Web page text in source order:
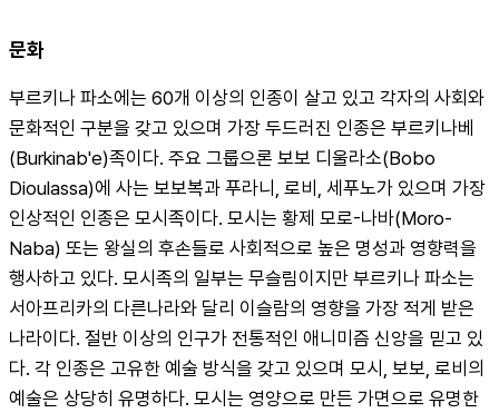
문화
부르키나 파소에는 60개 이상의 인종이 살고 있고 각자의 사회와
문화적인 구분을 갖고 있으며 가장 두드러진 인종은 부르키나베
(Burkinab'e)족이다. 주요 그룹으론 보보 디울라소(Bobo
Dioulassa)에 사는 보보복과 푸라니, 로비, 세푸노가 있으며 가장
인상적인 인종은 모시족이다. 모시는 황제 모로-나바(Moro-
Naba) 또는 왕실의 후손들로 사회적으로 높은 명성과 영향력을
행사하고 있다. 모시족의 일부는 무슬림이지만 부르키나 파소는
서아프리카의 다른나라와 달리 이슬람의 영향을 가장 적게 받은
나라이다. 절반 이상의 인구가 전통적인 애니미즘 신앙을 믿고 있
다. 각 인종은 고유한 예술 방식을 갖고 있으며 모시, 보보, 로비의
예술은 상당히 유명하다. 모시는 영양으로 만든 가면으로 유명한